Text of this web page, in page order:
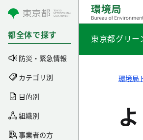
コンテンツにスキップ
都全体で探す
防災・緊急情報
カテゴリ別
目的別
組織別
事業者の方
東京都グリー
環境局